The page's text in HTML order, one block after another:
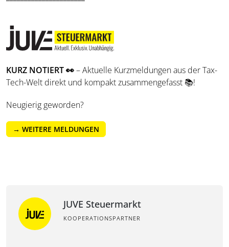
KURZ NOTIERT👀– Aktuelle Kurzmeldungen aus der Tax-
Tech-Welt direkt und kompakt zusammengefasst 📚!
Neugierig geworden?
→ WEITERE MELDUNGEN
JUVE Steuermarkt
KOOPERATIONSPARTNER